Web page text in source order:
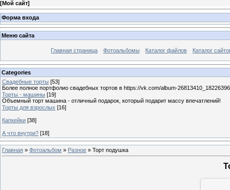
[Мой сайт]
Форма входа
Меню сайта
Главная страница Фотоальбомы Каталог файлов Каталог
Categories
Свадебные торты [53]
Более полное портфолио свадебных тортов в https://vk.com/album-
Торты - машины [19]
Объемный торт машина - отличный подарок, который подарит массу впечатлений!
Торты для взрослых [16]
Капкейки [38]
А что внутри? [18]
Главная » Фотоальбом » Разное » Торт подушка